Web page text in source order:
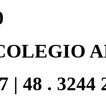
| 48 . 3244